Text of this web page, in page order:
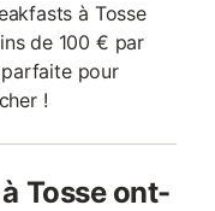
à Tosse
de 100 € par
pour
!
Tosse ont-